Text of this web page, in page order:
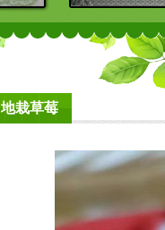
地栽草莓